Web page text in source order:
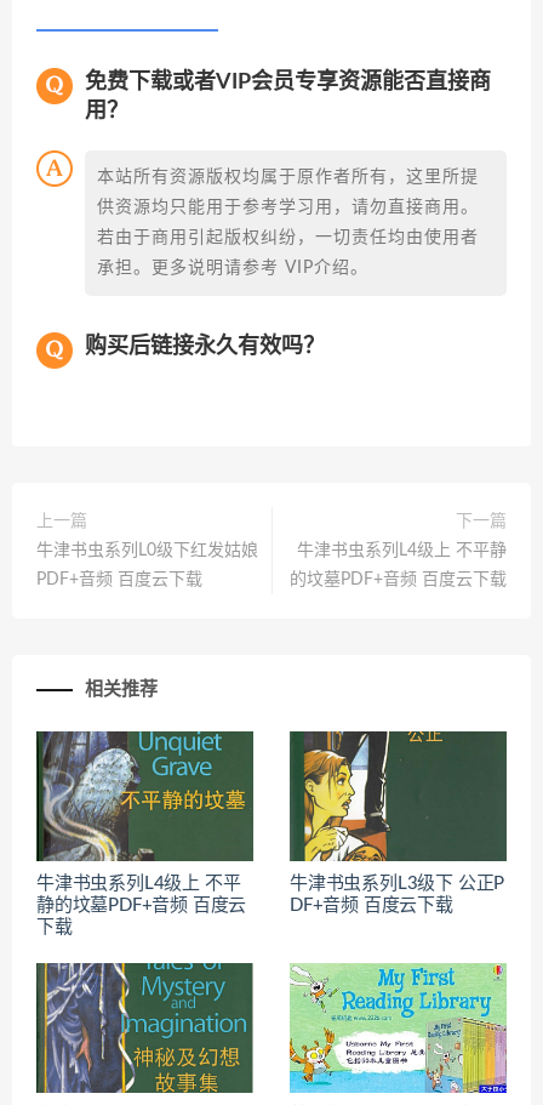
免费下载或者VIP会员专享资源能否直接商
用？
本站所有资源版权均属于原作者所有，这里所提
供资源均只能用于参考学习用，请勿直接商用。
若由于商用引起版权纠纷，一切责任均由使用者
承担。更多说明请参考 VIP介绍。
购买后链接永久有效吗？
上一篇
牛津书虫系列L0级下红发姑娘
PDF+音频 百度云下载
下一篇
牛津书虫系列L4级上 不平静
的坟墓PDF+音频 百度云下载
相关推荐
牛津书虫系列L4级上 不平
静的坟墓PDF+音频 百度云
下载
牛津书虫系列L3级下 公正P
DF+音频 百度云下载